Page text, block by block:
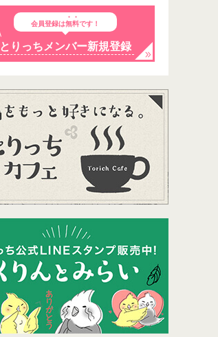
会員登録は無料です！
とりっちメンバー新規登録